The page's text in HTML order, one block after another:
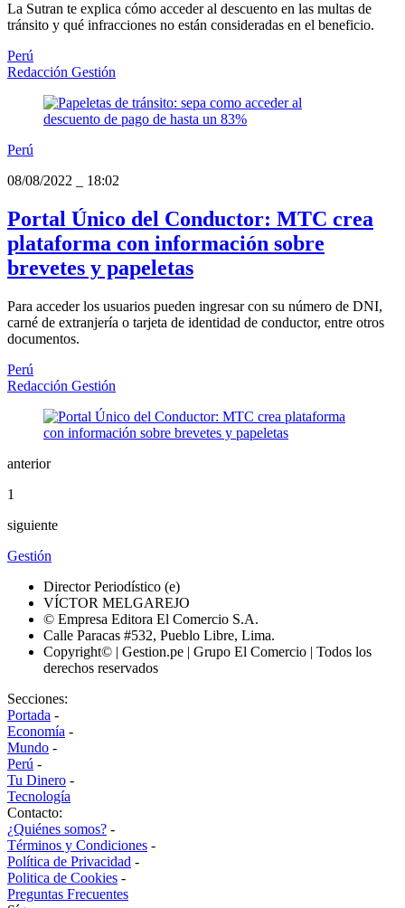
La Sutran te explica cómo acceder al descuento en las multas de
tránsito y qué infracciones no están consideradas en el beneficio.
Perú
Redacción Gestión
Perú
08/08/2022
18:02
Portal Único del Conductor: MTC crea
plataforma con información sobre
brevetes y papeletas
Para acceder los usuarios pueden ingresar con su número de DNI,
carné de extranjería o tarjeta de identidad de conductor, entre otros
documentos.
Perú
Redacción Gestión
anterior
1
siguiente
Gestión
Director Periodístico (e)
VÍCTOR MELGAREJO
© Empresa Editora El Comercio S.A.
Calle Paracas #532, Pueblo Libre, Lima.
Copyright© | Gestion.pe | Grupo El Comercio | Todos los
derechos reservados
Secciones:
Portada -
Economía -
Mundo -
Perú -
Tu Dinero -
Tecnología
Contacto:
¿Quiénes somos? -
Términos y Condiciones -
Política de Privacidad -
Politica de Cookies -
Preguntas Frecuentes